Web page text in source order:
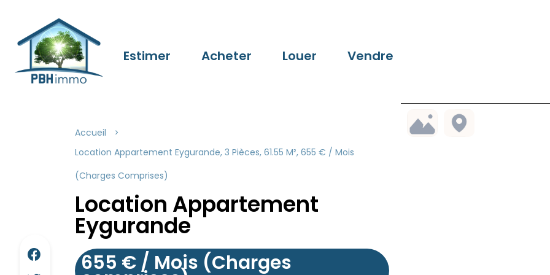
Estimer Acheter Louer Vendre
Accueil
Location Appartement Eygurande, 3 Pièces, 61.55 M², 655 € / Mois
(Charges Comprises)
Location Appartement
Eygurande
655 € / Mois (Charges